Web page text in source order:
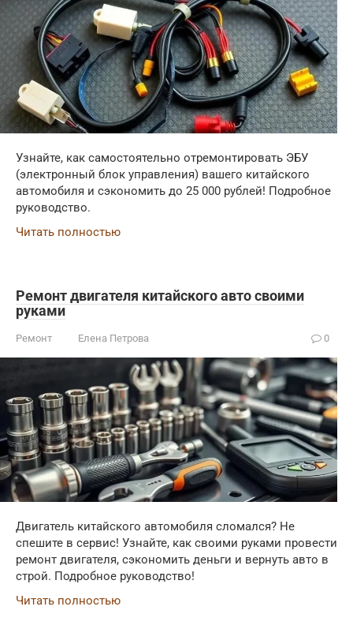
Узнайте, как самостоятельно отремонтировать ЭБУ
(электронный блок управления) вашего китайского
автомобиля и сэкономить до 25 000 рублей! Подробное
руководство.
Читать полностью
Ремонт двигателя китайского авто своими
руками
Ремонт Елена Петрова 0
Двигатель китайского автомобиля сломался? Не
спешите в сервис! Узнайте, как своими руками провести
ремонт двигателя, сэкономить деньги и вернуть авто в
строй. Подробное руководство!
Читать полностью